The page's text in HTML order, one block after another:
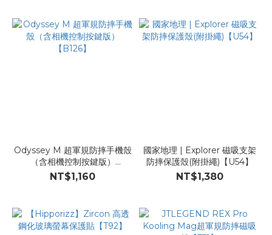
Odyssey M 超軍規防摔手機殼
（含相機控制按鍵版）
【B126】
NT$1,160
國家地理 | Explorer 磁吸支架
防摔保護殼(附掛繩)【U54】
NT$1,380